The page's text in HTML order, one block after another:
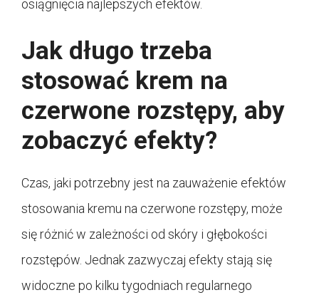
osiągnięcia najlepszych efektów.
Jak długo trzeba
stosować krem na
czerwone rozstępy, aby
zobaczyć efekty?
Czas, jaki potrzebny jest na zauważenie efektów
stosowania kremu na czerwone rozstępy, może
się różnić w zależności od skóry i głębokości
rozstępów. Jednak zazwyczaj efekty stają się
widoczne po kilku tygodniach regularnego